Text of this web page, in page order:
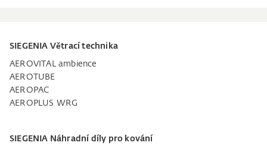
SIEGENIA Větrací technika
AEROVITAL ambience
AEROTUBE
AEROPAC
AEROPLUS WRG
SIEGENIA Náhradní díly pro kování